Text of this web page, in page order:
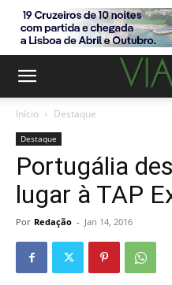
Início Destaque
Destaque
Portugália
lugar à TAP
Por Redação - Jan 14, 2016